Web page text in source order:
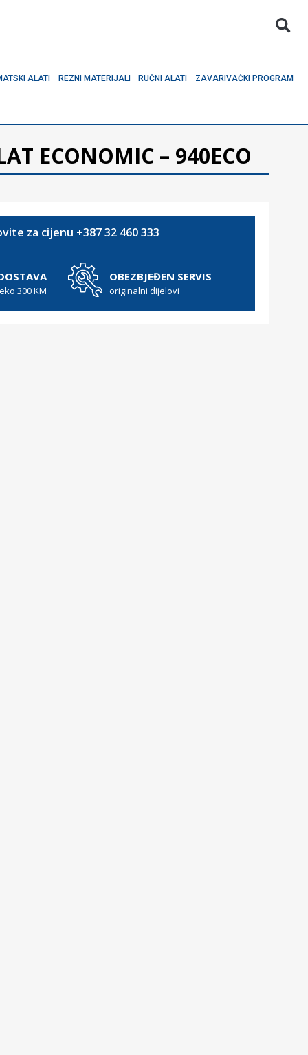
ALATI REZNI MATERIJALI RUČNI ALATI ZAVARIVAČKI PROGRAM
ECONOMIC – 940ECO
za cijenu +387 32 460 333
300 KM
OBEZBJEĐEN SERVIS
originalni dijelovi